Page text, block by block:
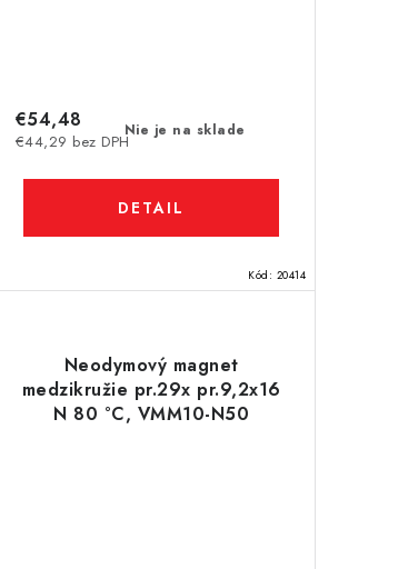
Nie je na sklade
€44,29 bez DPH
€54,48
DETAIL
Kód: 20414
Neodymový magnet
medzikružie pr.29x pr.9,2x16
N 80 °C, VMM10-N50